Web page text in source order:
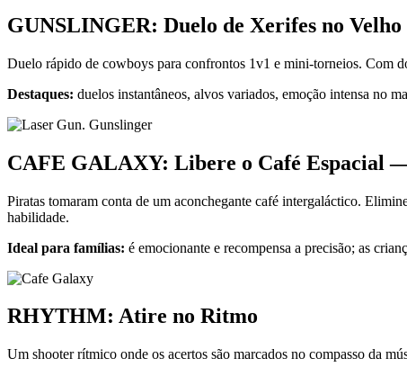
GUNSLINGER: Duelo de Xerifes no Velho
Duelo rápido de cowboys para confrontos 1v1 e mini-torneios. Com
Destaques: duelos instantâneos, alvos variados, emoção intensa no
CAFE GALAXY: Libere o Café Espacial
Piratas tomaram conta de um aconchegante café intergaláctico.
habilidade.
Ideal para famílias: é emocionante e recompensa a precisão; as
RHYTHM: Atire no Ritmo
Um shooter rítmico onde os acertos são marcados no compasso da